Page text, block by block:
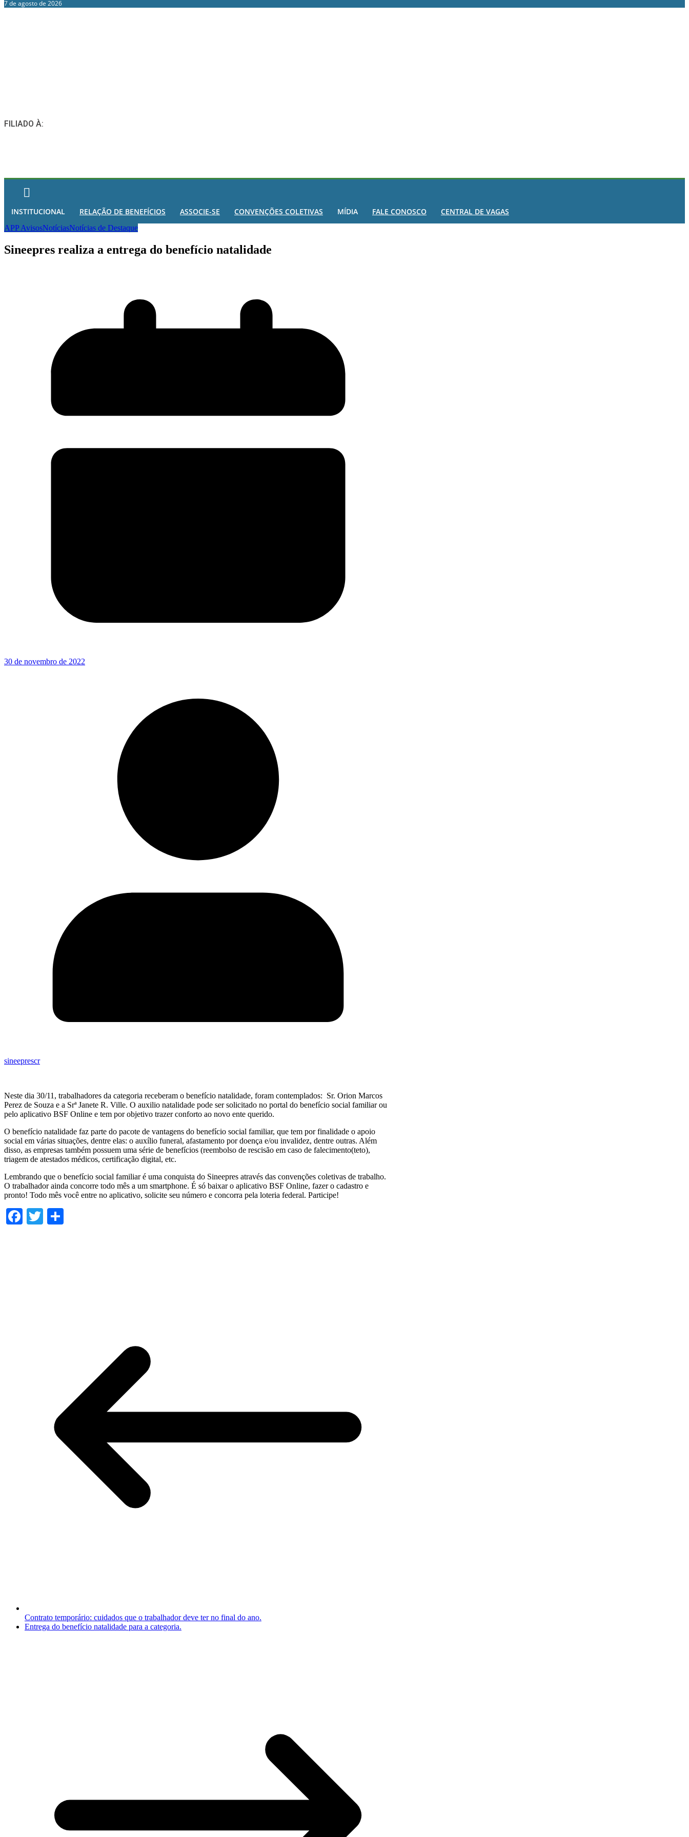
7 de agosto de 2026
FILIADO À:
INSTITUCIONAL RELAÇÃO DE BENEFÍCIOS ASSOCIE-SE CONVENÇÕES COLETIVAS MÍDIA FALE CONOSCO CENTRAL DE VAGAS
APP AvisosNotíciasNotícias de Destaque
Sineepres realiza a entrega do benefício natalidade
30 de novembro de 2022
sineeprescr
Neste dia 30/11, trabalhadores da categoria receberam o benefício natalidade, foram contemplados: Sr. Orion Marcos
Perez de Souza e a Srª Janete R. Ville. O auxilio natalidade pode ser solicitado no portal do benefício social familiar ou
pelo aplicativo BSF Online e tem por objetivo trazer conforto ao novo ente querido.
O benefício natalidade faz parte do pacote de vantagens do benefício social familiar, que tem por finalidade o apoio
social em várias situações, dentre elas: o auxílio funeral, afastamento por doença e/ou invalidez, dentre outras. Além
disso, as empresas também possuem uma série de benefícios (reembolso de rescisão em caso de falecimento(teto),
triagem de atestados médicos, certificação digital, etc.
Lembrando que o benefício social familiar é uma conquista do Sineepres através das convenções coletivas de trabalho.
O trabalhador ainda concorre todo mês a um smartphone. É só baixar o aplicativo BSF Online, fazer o cadastro e
pronto! Todo mês você entre no aplicativo, solicite seu número e concorra pela loteria federal. Participe!
Facebook
Twitter
Contrato temporário: cuidados que o trabalhador deve ter no final do ano.
Entrega do benefício natalidade para a categoria.